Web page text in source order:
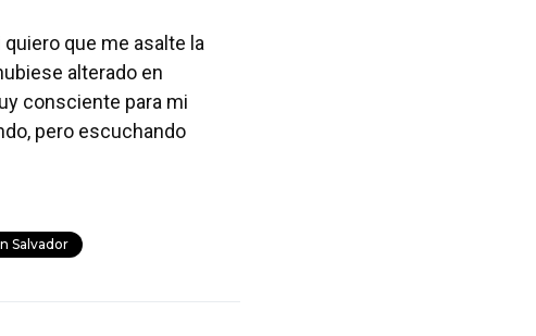
que me asalte la
alterado en
consciente para mi
pero escuchando
Salvador